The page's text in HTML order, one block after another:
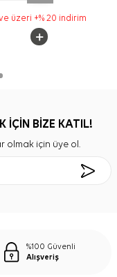
üzeri +% 20 indirim
İÇİN BİZE KATIL!
olmak için üye ol.
%100 Güvenli
Alışveriş